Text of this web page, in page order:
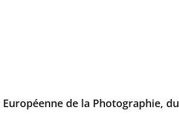
de la Photographie, du